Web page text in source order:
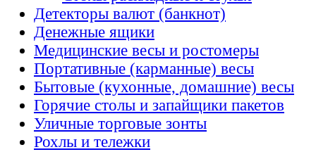
Детекторы валют (банкнот)
Денежные ящики
Медицинские весы и ростомеры
Портативные (карманные) весы
Бытовые (кухонные, домашние) весы
Горячие столы и запайщики пакетов
Уличные торговые зонты
Рохлы и тележки